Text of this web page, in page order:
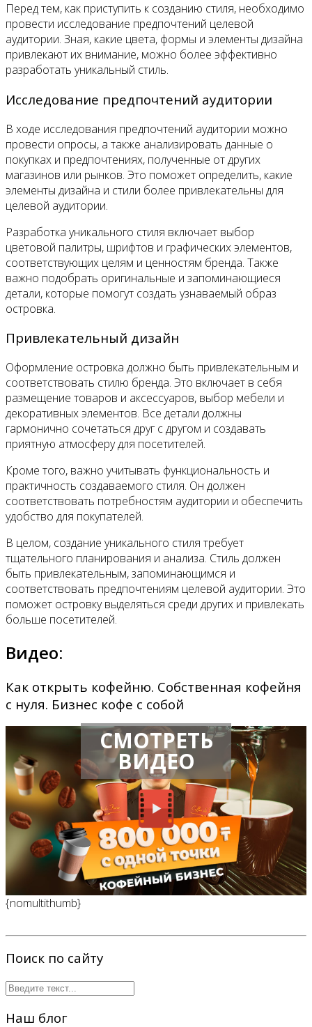
Перед тем, как приступить к созданию стиля, необходимо
провести исследование предпочтений целевой
аудитории. Зная, какие цвета, формы и элементы дизайна
привлекают их внимание, можно более эффективно
разработать уникальный стиль.
Исследование предпочтений аудитории
В ходе исследования предпочтений аудитории можно
провести опросы, а также анализировать данные о
покупках и предпочтениях, полученные от других
магазинов или рынков. Это поможет определить, какие
элементы дизайна и стили более привлекательны для
целевой аудитории.
Разработка уникального стиля включает выбор
цветовой палитры, шрифтов и графических элементов,
соответствующих целям и ценностям бренда. Также
важно подобрать оригинальные и запоминающиеся
детали, которые помогут создать узнаваемый образ
островка.
Привлекательный дизайн
Оформление островка должно быть привлекательным и
соответствовать стилю бренда. Это включает в себя
размещение товаров и аксессуаров, выбор мебели и
декоративных элементов. Все детали должны
гармонично сочетаться друг с другом и создавать
приятную атмосферу для посетителей.
Кроме того, важно учитывать функциональность и
практичность создаваемого стиля. Он должен
соответствовать потребностям аудитории и обеспечить
удобство для покупателей.
В целом, создание уникального стиля требует
тщательного планирования и анализа. Стиль должен
быть привлекательным, запоминающимся и
соответствовать предпочтениям целевой аудитории. Это
поможет островку выделяться среди других и привлекать
больше посетителей.
Видео:
Как открыть кофейню. Собственная кофейня
с нуля. Бизнес кофе с собой
СМОТРЕТЬ
ВИДЕО
{nomultithumb}
Поиск по сайту
Наш блог